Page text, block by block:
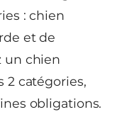
: chien
et de
un chien
2 catégories,
obligations.